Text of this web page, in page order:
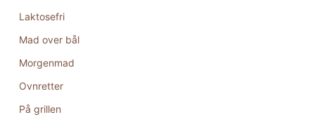
Laktosefri
Mad over bål
Morgenmad
Ovnretter
På grillen